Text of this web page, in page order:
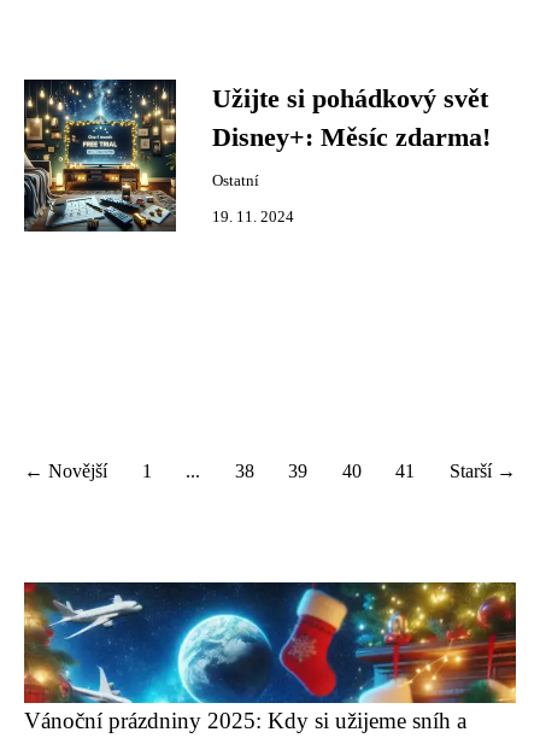
Užijte si pohádkový svět
Disney+: Měsíc zdarma!
Ostatní
19. 11. 2024
← Novější 1 ... 38 39 40 41 Starší →
Vánoční prázdniny 2025: Kdy si užijeme sníh a